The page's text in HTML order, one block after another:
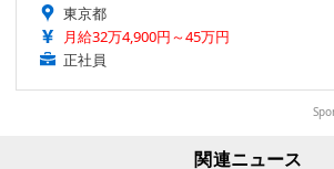
東京都
月給32万4,900円～45万円
正社員
関連ニュース